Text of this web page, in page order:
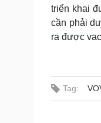
triển khai
cần phải
ra được
Tag: